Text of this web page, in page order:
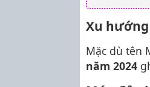
Xu
Mặc dù tên
năm 2024